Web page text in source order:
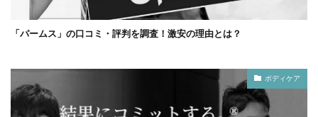
「パームス」の口コミ・評判を調査！激安の理由とは？
ボディケア